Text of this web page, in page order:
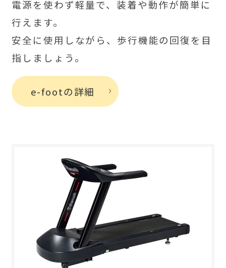
電源を使わず軽量で、装着や動作が簡単に
行えます。
安全に使用しながら、歩行機能の回復を目
指しましょう。
e-footの詳細